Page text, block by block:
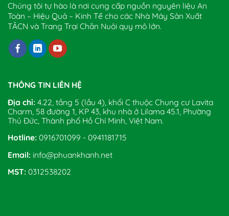
Chúng tôi tự hào là nơi cung cấp nguồn nguyên liệu An
Toàn – Hiệu Quả – Kinh Tế cho các Nhà Máy Sản Xuất
TĂCN và Trang Trại Chăn Nuôi quy mô lớn.
THÔNG TIN LIÊN HỆ
Địa chỉ: 4.22, tầng 5 (lầu 4), khối C thuộc Chung cư Lavita
Charm, 58 đường 1, KP 43, khu nhà ở Lilama 45.1, Phường
Thủ Đức, Thành phố Hồ Chí Minh, Việt Nam.
Hotline: 0916701099 - 0941181715
Email: info@phuankhanh.net
MST: 0312538202